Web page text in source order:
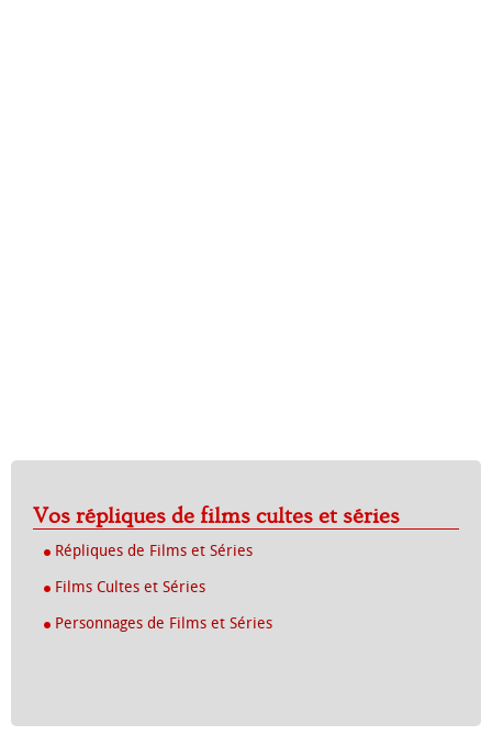
Vos répliques de films cultes et séries
Répliques de Films et Séries
Films Cultes et Séries
Personnages de Films et Séries